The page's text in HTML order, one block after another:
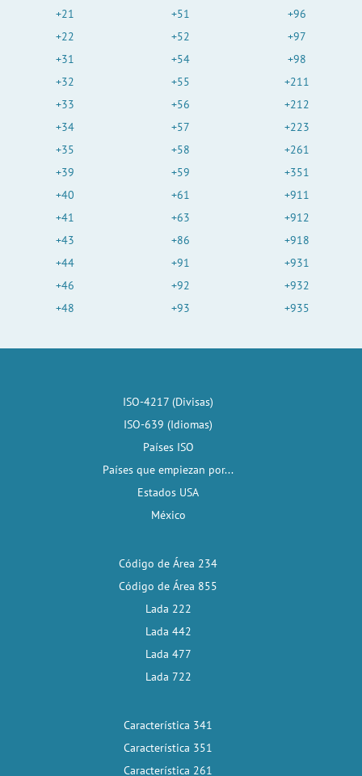
+21
+22
+31
+32
+33
+34
+35
+39
+40
+41
+43
+44
+46
+48
+51
+52
+54
+55
+56
+57
+58
+59
+61
+63
+86
+91
+92
+93
+96
+97
+98
+211
+212
+223
+261
+351
+911
+912
+918
+931
+932
+935
ISO-4217 (Divisas)
ISO-639 (Idiomas)
Países ISO
Países que empiezan por...
Estados USA
México
Código de Área 234
Código de Área 855
Lada 222
Lada 442
Lada 477
Lada 722
Característica 341
Característica 351
Característica 261